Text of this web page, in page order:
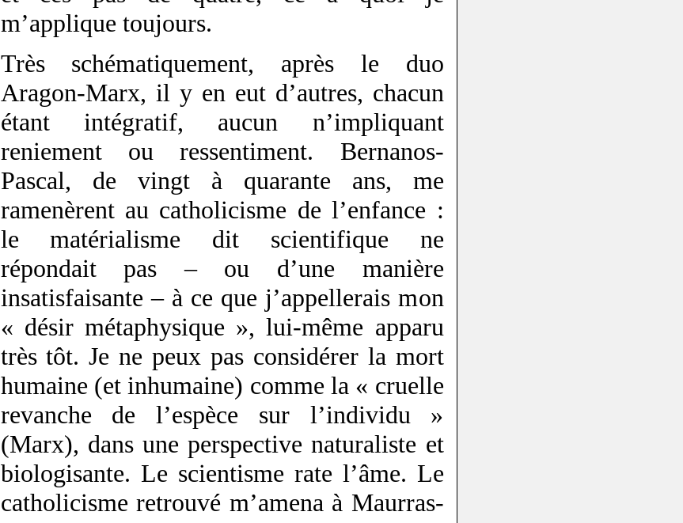
m’applique toujours.
Très schématiquement, après le duo
Aragon-Marx, il y en eut d’autres, chacun
étant intégratif, aucun n’impliquant
reniement ou ressentiment. Bernanos-
Pascal, de vingt à quarante ans, me
ramenèrent au catholicisme de l’enfance :
le matérialisme dit scientifique ne
répondait pas – ou d’une manière
insatisfaisante – à ce que j’appellerais mon
« désir métaphysique », lui-même apparu
très tôt. Je ne peux pas considérer la mort
humaine (et inhumaine) comme la « cruelle
revanche de l’espèce sur l’individu »
(Marx), dans une perspective naturaliste et
biologisante. Le scientisme rate l’âme. Le
catholicisme retrouvé m’amena à Maurras-